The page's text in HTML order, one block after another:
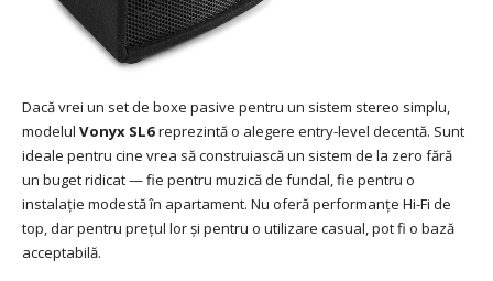
Dacă vrei un set de boxe pasive pentru un sistem stereo simplu,
modelul Vonyx SL6reprezintă o alegere entry-level decentă. Sunt
ideale pentru cine vrea să construiască un sistem de la zero fără
un buget ridicat — fie pentru muzică de fundal, fie pentru o
instalație modestă în apartament. Nu oferă performanțe Hi-Fi de
top, dar pentru prețul lor și pentru o utilizare casual, pot fi o bază
acceptabilă.